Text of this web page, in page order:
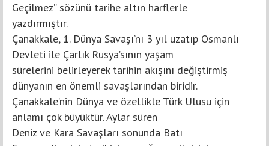
Geçilmez” sözünü tarihe altın harflerle
yazdırmıştır.
Çanakkale, 1. Dünya Savaşı’nı 3 yıl uzatıp Osmanlı
Devleti ile Çarlık Rusya’sının yaşam
sürelerini belirleyerek tarihin akışını değiştirmiş
dünyanın en önemli savaşlarından biridir.
Çanakkale’nin Dünya ve özellikle Türk Ulusu için
anlamı çok büyüktür. Aylar süren
Deniz ve Kara Savaşları sonunda Batı